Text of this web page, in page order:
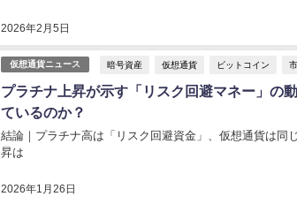
2026年2月5日
仮想通貨ニュース 暗号資産 仮想通貨 ビットコイン
プラチナ上昇が示す「リスク回避マネー」の
ているのか？
2026年1月26日
結論｜プラチナ高は「リスク回避資金」、仮想通貨は同
昇は